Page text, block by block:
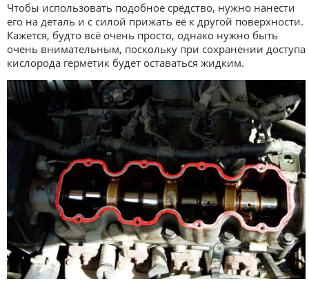
Чтобы использовать подобное средство, нужно нанести
его на деталь и с силой прижать её к другой поверхности.
Кажется, будто всё очень просто, однако нужно быть
очень внимательным, поскольку при сохранении доступа
кислорода герметик будет оставаться жидким.